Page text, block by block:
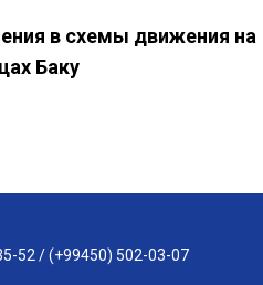
в схемы движения на
Баку
52 /(+99450) 502-03-07